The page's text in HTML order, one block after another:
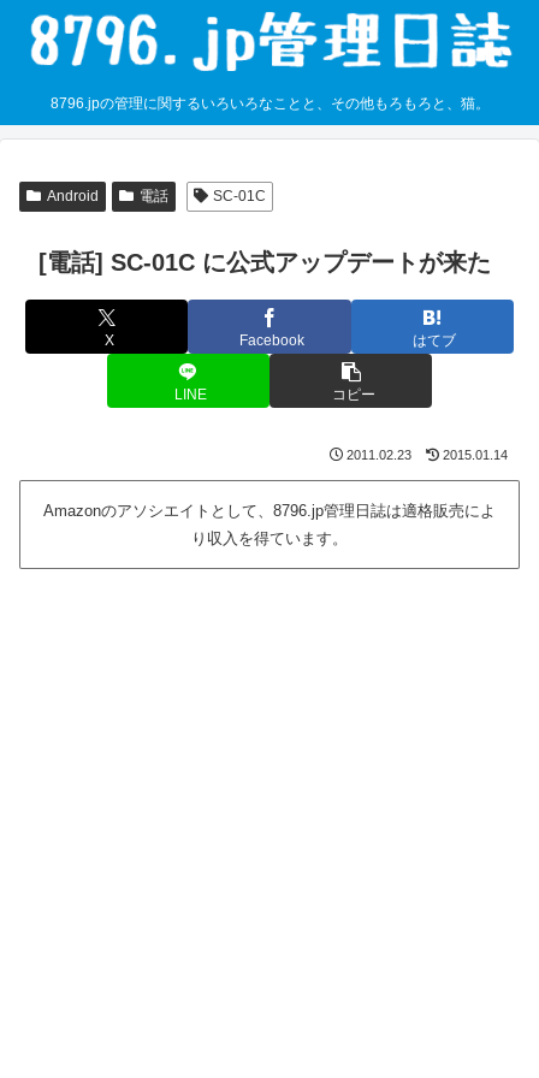
8796.jpの管理に関するいろいろなことと、その他もろもろと、猫。
Android 電話 SC-01C
[電話] SC-01C に公式アップデートが来た
X Facebook はてブ
LINE コピー
2011.02.23 2015.01.14
Amazonのアソシエイトとして、8796.jp管理日誌は適格販売によ
り収入を得ています。